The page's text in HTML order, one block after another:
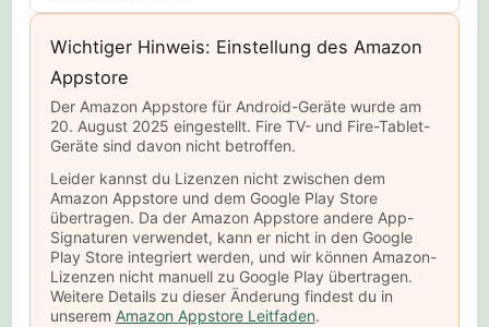
Wichtiger Hinweis: Einstellung des Amazon
Appstore
Der Amazon Appstore für Android-Geräte wurde am
20. August 2025 eingestellt. Fire TV- und Fire-Tablet-
Geräte sind davon nicht betroffen.
Leider kannst du Lizenzen nicht zwischen dem
Amazon Appstore und dem Google Play Store
übertragen. Da der Amazon Appstore andere App-
Signaturen verwendet, kann er nicht in den Google
Play Store integriert werden, und wir können Amazon-
Lizenzen nicht manuell zu Google Play übertragen.
Weitere Details zu dieser Änderung findest du in
unserem Amazon Appstore Leitfaden.